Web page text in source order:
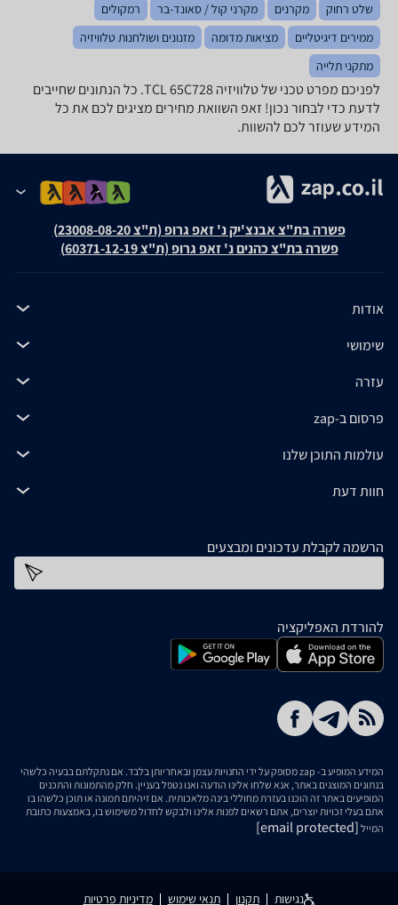
שלט רחוק
מקרנים מקרני קול / סאונד-בר
רמקולים
ממירים דיגיטליים
מציאות מדומה
מזנונים ושולחנות טלוויזיה
מתקני תלייה
לפניכם מפרט טכני של טלוויזיה TCL 65C728. כל הנתונים שחייבים
לדעת כדי לבחור נכון! זאפ השוואת מחירים מציגים לכם את כל
המידע שעוזר לכם להשוות.
פשרה בת"צ אבנצ'יק נ' זאפ גרופ (ת"צ 23008-08-20)
פשרה בת"צ כהנים נ' זאפ גרופ (ת"צ 60371-12-19)
אודות
שימושי
עזרה
פרסום ב-zap
עולמות התוכן שלנו
חוות דעת
הרשמה לקבלת עדכונים ומבצעים
להורדת האפליקציה
המידע המופיע ב- zap מסופק על ידי החנויות עצמן ובאחריותן בלבד. אם נתקלתם בבעיה כלשהי
בנתונים המוצגים באתר, אנא שלחו אלינו הודעה ואנו נטפל בעניין. חלק מהתמונות והתכנים
המופיעים באתר זה הוכנו בעזרת מחוללי בינה מלאכותית. אם זיהיתם תמונה או תוכן כלשהו בו
אתם בעלי זכויות יוצרים, אתם רשאים לפנות אלינו ולבקש לחדול משימוש בו, באמצעות כתובת
המייל [email protected]
נגישות תקנון תנאי שימוש מדיניות פרטיות